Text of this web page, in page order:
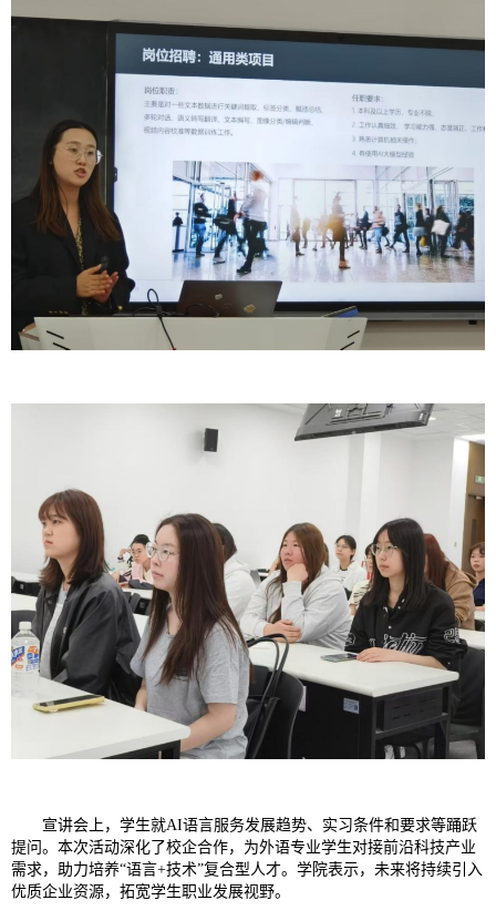
宣讲会上，学生就AI语言服务发展趋势、实习条件和要求等踊跃
提问。本次活动深化了校企合作，为外语专业学生对接前沿科技产业
需求，助力培养“语言+技术”复合型人才。学院表示，未来将持续引入
优质企业资源，拓宽学生职业发展视野。